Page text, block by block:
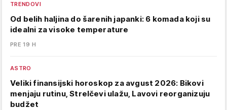
TRENDOVI
Od belih haljina do šarenih japanki: 6 komada koji su
idealni za visoke temperature
PRE 19 H
ASTRO
Veliki finansijski horoskop za avgust 2026: Bikovi
menjaju rutinu, Strelčevi ulažu, Lavovi reorganizuju
budžet